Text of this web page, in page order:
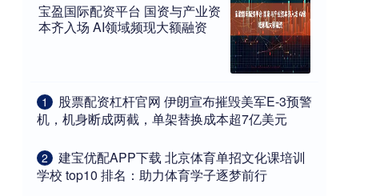
宝盈国际配资平台 国资与产业资
本齐入场 AI领域频现大额融资
1
​股票配资杠杆官网 伊朗宣布摧毁美军E-3预警
机，机身断成两截，单架替换成本超7亿美元
2
​建宝优配APP下载 北京体育单招文化课培训
学校 top10 排名：助力体育学子逐梦前行